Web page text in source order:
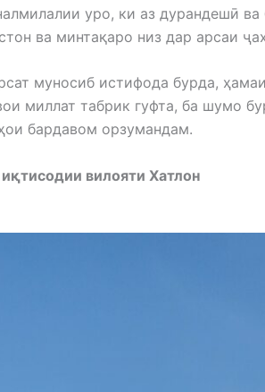
уро, ки аз дурандешӣ
ва минтақаро низ дар арсаи
муносиб истифода бурда,
миллат табрик гуфта, ба шумо
бардавом орзумандам.
Суди иқтисодии